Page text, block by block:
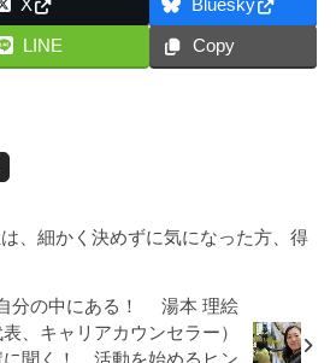
X Bluesky
LINE Copy
、細かく決めずに気になった方、得
分の中にある！ 湯本 理絵
、キャリアカウンセラー）
に聞く！ 活動を始めるヒン